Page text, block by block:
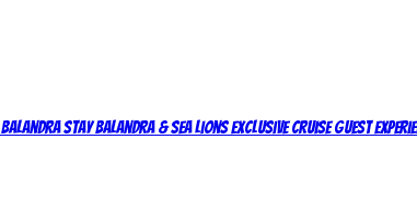
Balandra StayBalandra & Sea Lions Exclusive Cruise Guest